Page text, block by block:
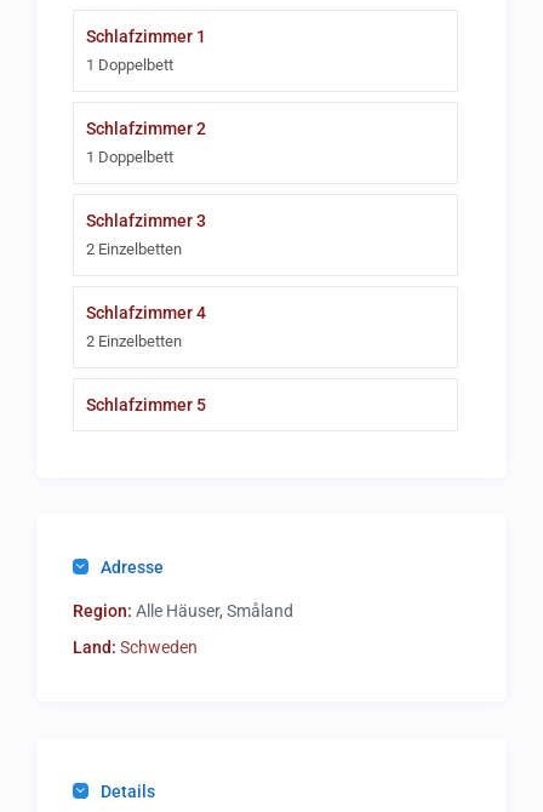
Schlafzimmer 1
1 Doppelbett
Schlafzimmer 2
1 Doppelbett
Schlafzimmer 3
2 Einzelbetten
Schlafzimmer 4
2 Einzelbetten
Schlafzimmer 5
Adresse
Region: Alle Häuser,Småland
Land: Schweden
Details